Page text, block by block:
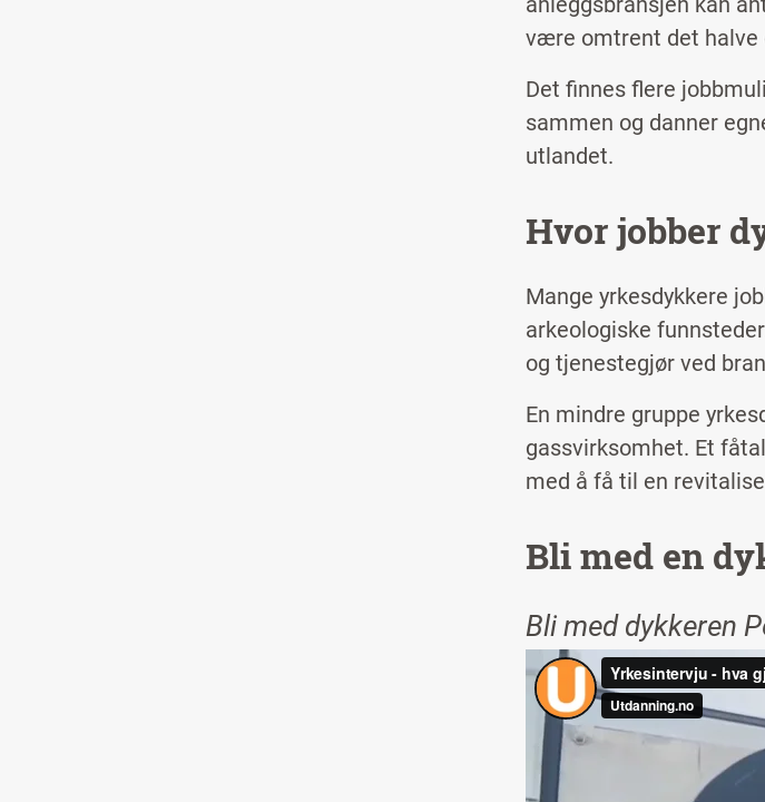
være omtrent det halve
Det finnes flere
sammen og danner
utlandet.
Hvor jobber
Mange yrkesdykkere
arkeologiske
og tjenestegjør ved
En mindre gruppe
gassvirksomhet. Et
med å få til en
Bli med en
Bli med dykkeren